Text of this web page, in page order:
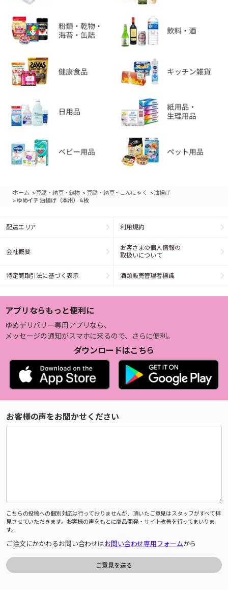
ホーム >豆腐・納豆・練物 > 豆腐・納豆・こんにゃく >油揚げ
> ゆめイチ 油揚げ（本州） 4枚
配送エリア 利用規約
会社概要
お客さまの個人情報の
取扱いについて
特定商取引法に基づく表示 酒類販売管理者標識
アプリならもっと便利に
ゆめデリバリー専用アプリなら、
メッセージの通知がスマホに来るので、さらに便利。
ダウンロードはこちら
お客様の声をお聞かせください
こちらの投稿への個別対応は行っておりませんが、頂いたご意見はスタッフがすべて拝
見させていただきます。お客様の声をもとに商品開発・サイト改善を行ってまいりま
す。
ご注文にかかわるお問い合わせはお問い合わせ専用フォームから